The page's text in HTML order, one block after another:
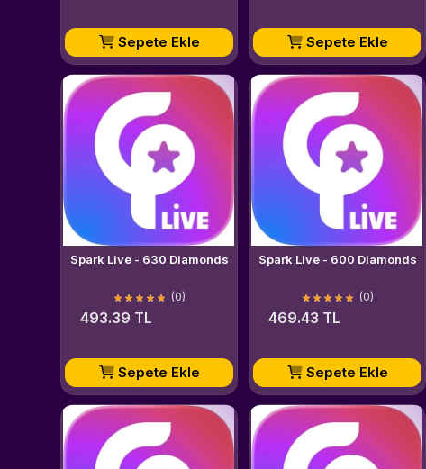
Sepete Ekle Sepete Ekle
Spark Live - 630 Diamonds
(0)
493.39 TL
Sepete Ekle
Spark Live - 600 Diamonds
(0)
469.43 TL
Sepete Ekle